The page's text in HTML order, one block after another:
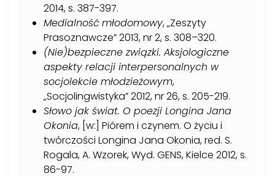
2014, s. 387-397.
Medialnośćmłodomowy, „Zeszyty
Prasoznawcze” 2013, nr 2, s. 308–320.
(Nie)bezpieczne związki. Aksjologiczne
aspekty relacji interpersonalnych w
socjolekcie młodzieżowym,
„Socjolingwistyka” 2012, nr 26, s. 205-219.
Słowo jak świat. O poezji Longina Jana
Okonia, [w:] Piórem i czynem. O życiu i
twórczości Longina Jana Okonia, red. S.
Rogala, A. Wzorek, Wyd. GENS, Kielce 2012, s.
86-97.